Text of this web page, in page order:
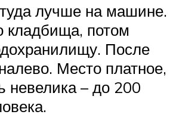
лучше на машине.
кладбища, потом
После
Место платное,
невелика – до 200